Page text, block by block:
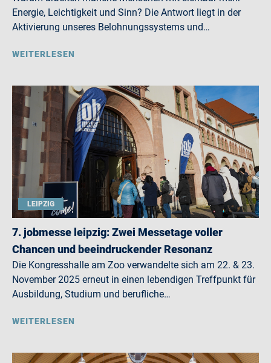
Energie, Leichtigkeit und Sinn? Die Antwort liegt in der
Aktivierung unseres Belohnungssystems und…
WEITERLESEN
LEIPZIG
7. jobmesse leipzig: Zwei Messetage voller
Chancen und beeindruckender Resonanz
Die Kongresshalle am Zoo verwandelte sich am 22. & 23.
November 2025 erneut in einen lebendigen Treffpunkt für
Ausbildung, Studium und berufliche…
WEITERLESEN